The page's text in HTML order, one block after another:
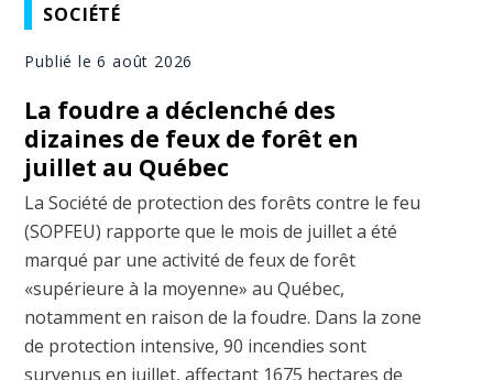
SOCIÉTÉ
Publié le 6 août 2026
La foudre a déclenché des
dizaines de feux de forêt en
juillet au Québec
La Société de protection des forêts contre le feu
(SOPFEU) rapporte que le mois de juillet a été
marqué par une activité de feux de forêt
«supérieure à la moyenne» au Québec,
notamment en raison de la foudre. Dans la zone
de protection intensive, 90 incendies sont
survenus en juillet, affectant 1675 hectares de